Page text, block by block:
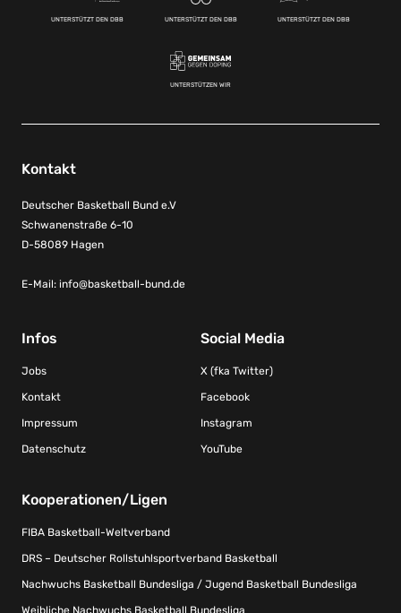
UNTERSTÜTZT DEN DBB UNTERSTÜTZT DEN DBB UNTERSTÜTZT DEN DBB
UNTERSTÜTZEN WIR
Kontakt
Deutscher Basketball Bund e.V
Schwanenstraße 6-10
D-58089 Hagen
E-Mail: info@basketball-bund.de
Infos
Jobs
Kontakt
Impressum
Datenschutz
Social Media
X (fka Twitter)
Facebook
Instagram
YouTube
Kooperationen/Ligen
FIBA Basketball-Weltverband
DRS – Deutscher Rollstuhlsportverband Basketball
Nachwuchs Basketball Bundesliga / Jugend Basketball Bundesliga
Weibliche Nachwuchs Basketball Bundesliga